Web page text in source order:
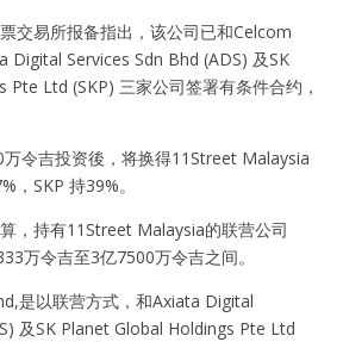
交易所报备指出，该公司已和Celcom
Digital Services Sdn Bhd (ADS) 及SK
Ltd (SKP) 三家公司签署有条件合约，
令吉投资後，将换得11Street Malaysia
，SKP 持39%。
，持有11Street Malaysia的联营公司
万令吉至3亿7500万令吉之间。
是以联营方式，和Axiata Digital
及SK Planet Global Holdings Pte Ltd